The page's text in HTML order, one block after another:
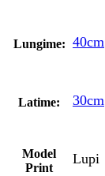
Lungime: 40cm
Latime: 30cm
Model
Print
Lupi